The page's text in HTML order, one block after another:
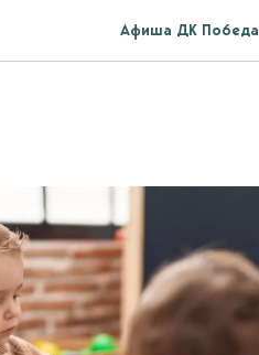
Афиша ДК Победа